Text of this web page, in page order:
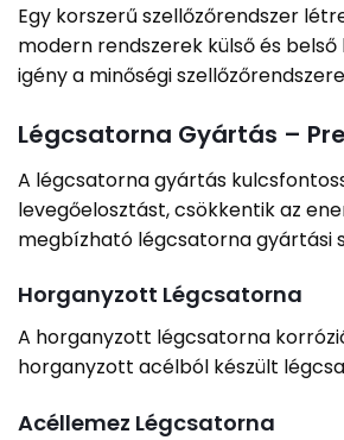
Egy korszerű szellőzőrendszer
modern rendszerek külső és
igény a minőségi
Légcsatorna Gyártás –
A légcsatorna gyártás
levegőelosztást, csökkentik az
megbízható légcsatorna gyártási
Horganyzott Légcsatorna
A horganyzott légcsatorna
horganyzott acélból készült
Acéllemez Légcsatorna